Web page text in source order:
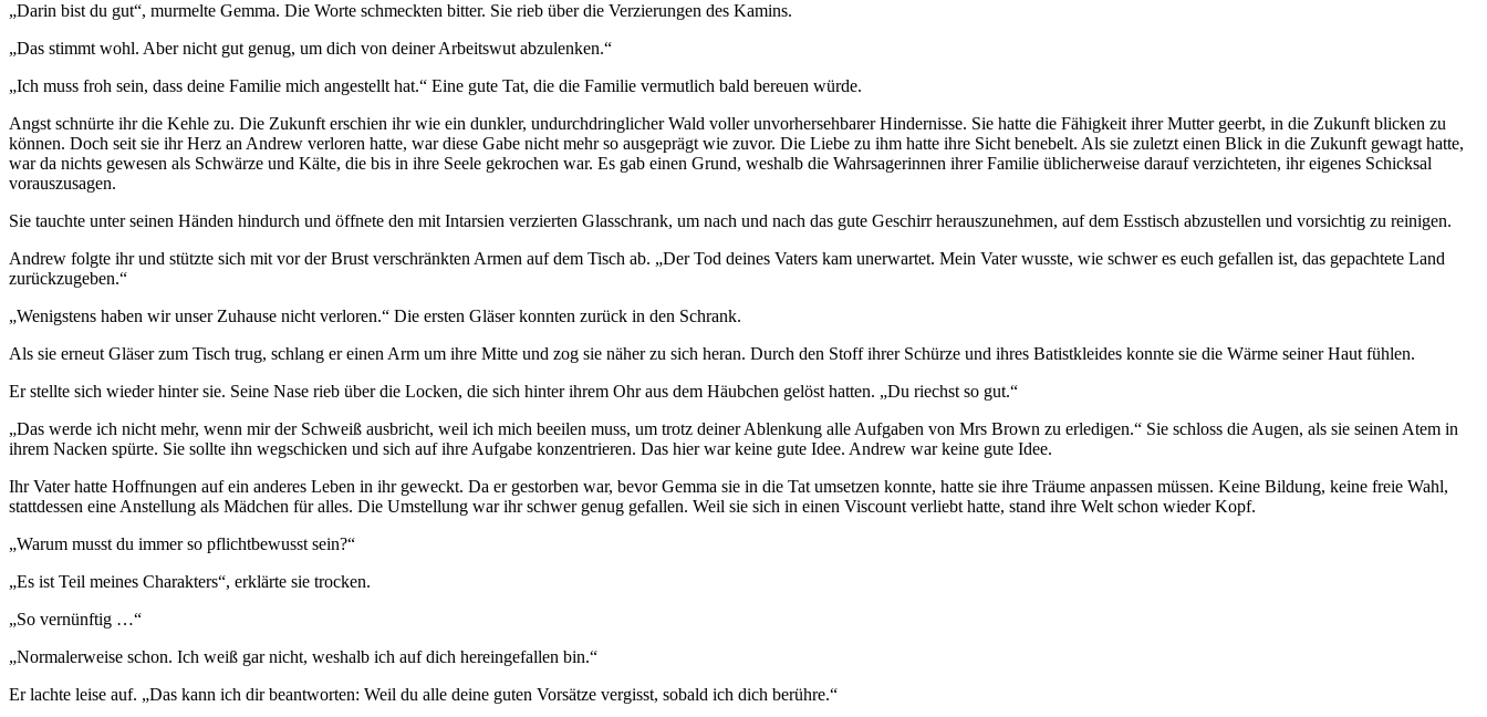
„Darin bist du gut“, murmelte Gemma. Die Worte schmeckten bitter. Sie rieb über die Verzierungen des Kamins.
„Das stimmt wohl. Aber nicht gut genug, um dich von deiner Arbeitswut abzulenken.“
„Ich muss froh sein, dass deine Familie mich angestellt hat.“ Eine gute Tat, die die Familie vermutlich bald bereuen würde.
Angst schnürte ihr die Kehle zu. Die Zukunft erschien ihr wie ein dunkler, undurchdringlicher Wald voller unvorhersehbarer Hindernisse. Sie hatte die Fähigkeit ihrer Mutter geerbt, in die Zukunft blicken zu
können. Doch seit sie ihr Herz an Andrew verloren hatte, war diese Gabe nicht mehr so ausgeprägt wie zuvor. Die Liebe zu ihm hatte ihre Sicht benebelt. Als sie zuletzt einen Blick in die Zukunft gewagt hatte,
war da nichts gewesen als Schwärze und Kälte, die bis in ihre Seele gekrochen war. Es gab einen Grund, weshalb die Wahrsagerinnen ihrer Familie üblicherweise darauf verzichteten, ihr eigenes Schicksal
vorauszusagen.
Sie tauchte unter seinen Händen hindurch und öffnete den mit Intarsien verzierten Glasschrank, um nach und nach das gute Geschirr herauszunehmen, auf dem Esstisch abzustellen und vorsichtig zu reinigen.
Andrew folgte ihr und stützte sich mit vor der Brust verschränkten Armen auf dem Tisch ab. „Der Tod deines Vaters kam unerwartet. Mein Vater wusste, wie schwer es euch gefallen ist, das gepachtete Land
zurückzugeben.“
„Wenigstens haben wir unser Zuhause nicht verloren.“ Die ersten Gläser konnten zurück in den Schrank.
Als sie erneut Gläser zum Tisch trug, schlang er einen Arm um ihre Mitte und zog sie näher zu sich heran. Durch den Stoff ihrer Schürze und ihres Batistkleides konnte sie die Wärme seiner Haut fühlen.
Er stellte sich wieder hinter sie. Seine Nase rieb über die Locken, die sich hinter ihrem Ohr aus dem Häubchen gelöst hatten. „Du riechst so gut.“
„Das werde ich nicht mehr, wenn mir der Schweiß ausbricht, weil ich mich beeilen muss, um trotz deiner Ablenkung alle Aufgaben von Mrs Brown zu erledigen.“ Sie schloss die Augen, als sie seinen Atem in
ihrem Nacken spürte. Sie sollte ihn wegschicken und sich auf ihre Aufgabe konzentrieren. Das hier war keine gute Idee. Andrew war keine gute Idee.
Ihr Vater hatte Hoffnungen auf ein anderes Leben in ihr geweckt. Da er gestorben war, bevor Gemma sie in die Tat umsetzen konnte, hatte sie ihre Träume anpassen müssen. Keine Bildung, keine freie Wahl,
stattdessen eine Anstellung als Mädchen für alles. Die Umstellung war ihr schwer genug gefallen. Weil sie sich in einen Viscount verliebt hatte, stand ihre Welt schon wieder Kopf.
„Warum musst du immer so pflichtbewusst sein?“
„Es ist Teil meines Charakters“, erklärte sie trocken.
„So vernünftig …“
„Normalerweise schon. Ich weiß gar nicht, weshalb ich auf dich hereingefallen bin.“
Er lachte leise auf. „Das kann ich dir beantworten: Weil du alle deine guten Vorsätze vergisst, sobald ich dich berühre.“